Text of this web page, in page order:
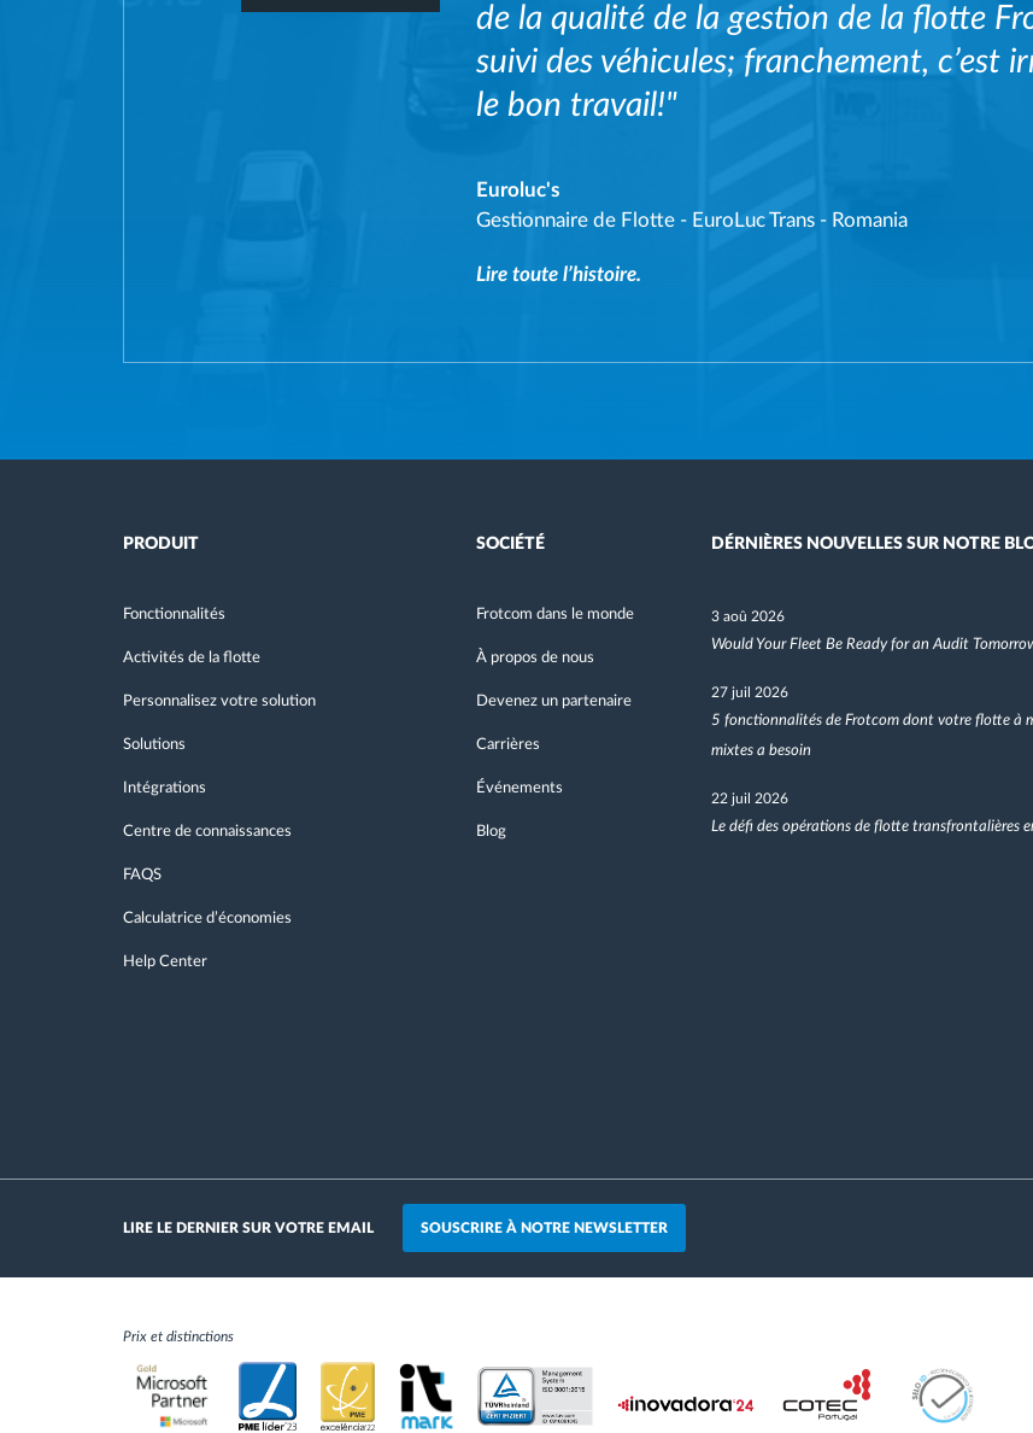
de la qualité de la gestion de la flotte
suivi des véhicules; franchement, c’est
le bon travail!"
Euroluc's
Gestionnaire de Flotte - EuroLuc Trans - Romania
Lire toute l’histoire.
PRODUIT
Fonctionnalités
Activités de la flotte
Personnalisez votre solution
Solutions
Intégrations
Centre de connaissances
FAQS
Calculatrice d’économies
Help Center
SOCIÉTÉ
Frotcom dans le monde
À propos de nous
Devenez un partenaire
Carrières
Événements
Blog
DÉRNIÈRES NOUVELLES SUR NOTRE
3 aoû 2026
Would Your Fleet Be Ready for an Audit
27 juil 2026
5 fonctionnalités de Frotcom dont votre flotte à
mixtes a besoin
22 juil 2026
Le défi des opérations de flotte transfrontalières
LIRE LE DERNIER SUR VOTRE EMAIL SOUSCRIRE À NOTRE NEWSLETTER
Prix et distinctions